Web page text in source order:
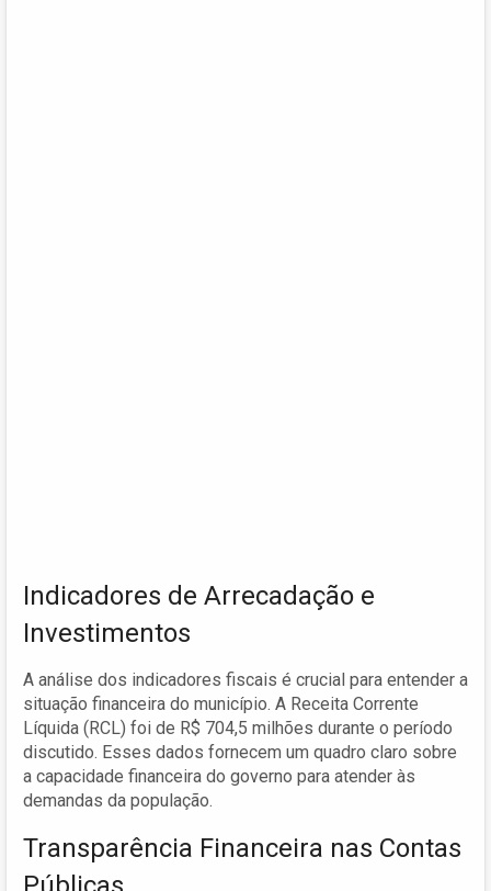
Indicadores de Arrecadação e
Investimentos
A análise dos indicadores fiscais é crucial para entender a
situação financeira do município. A Receita Corrente
Líquida (RCL) foi de R$ 704,5 milhões durante o período
discutido. Esses dados fornecem um quadro claro sobre
a capacidade financeira do governo para atender às
demandas da população.
Transparência Financeira nas Contas